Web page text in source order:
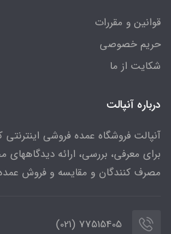
قوانین و مقررات
حریم خصوصی
شکایت از ما
درباره آنپالت
آنپالت فروشگاه عمده فروشی
برای معرفی، بررسی، ارائه
مصرف کنندگان و مقایسه و فروش
77515405 (021)